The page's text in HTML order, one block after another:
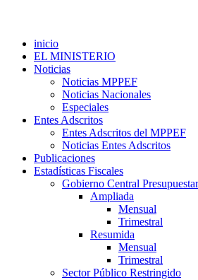
inicio
EL MINISTERIO
Noticias
Noticias MPPEF
Noticias Nacionales
Especiales
Entes Adscritos
Entes Adscritos del MPPEF
Noticias Entes Adscritos
Publicaciones
Estadísticas Fiscales
Gobierno Central
Ampliada
Mensual
Trimestral
Resumida
Mensual
Trimestral
Sector Público Restringido